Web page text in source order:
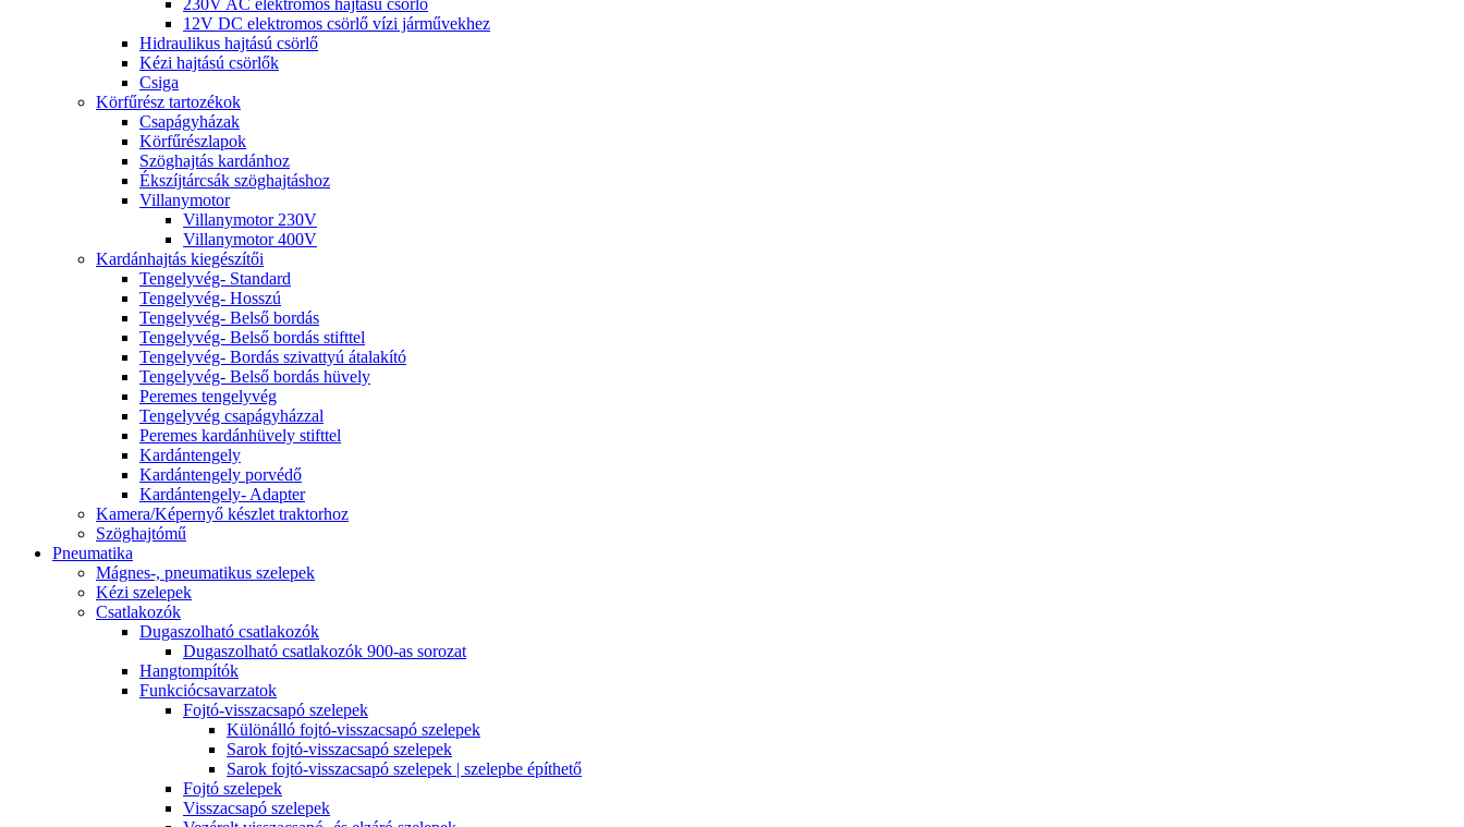
230V AC elektromos hajtású csörlő
12V DC elektromos csörlő vízi járművekhez
Hidraulikus hajtású csörlő
Kézi hajtású csörlők
Csiga
Körfűrész tartozékok
Csapágyházak
Körfűrészlapok
Szöghajtás kardánhoz
Ékszíjtárcsák szöghajtáshoz
Villanymotor
Villanymotor 230V
Villanymotor 400V
Kardánhajtás kiegészítői
Tengelyvég- Standard
Tengelyvég- Hosszú
Tengelyvég- Belső bordás
Tengelyvég- Belső bordás stifttel
Tengelyvég- Bordás szivattyú átalakító
Tengelyvég- Belső bordás hüvely
Peremes tengelyvég
Tengelyvég csapágyházzal
Peremes kardánhüvely stifttel
Kardántengely
Kardántengely porvédő
Kardántengely- Adapter
Kamera/Képernyő készlet traktorhoz
Szöghajtómű
Pneumatika
Mágnes-, pneumatikus szelepek
Kézi szelepek
Csatlakozók
Dugaszolható csatlakozók
Dugaszolható csatlakozók 900-as sorozat
Hangtompítók
Funkciócsavarzatok
Fojtó-visszacsapó szelepek
Különálló fojtó-visszacsapó szelepek
Sarok fojtó-visszacsapó szelepek
Sarok fojtó-visszacsapó szelepek | szelepbe építhető
Fojtó szelepek
Visszacsapó szelepek